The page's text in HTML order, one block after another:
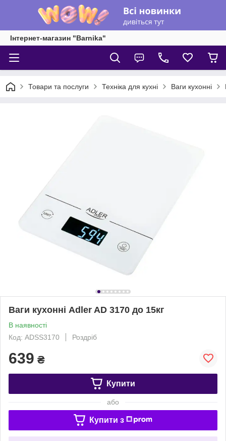
Інтернет-магазин "Barnika"
Товари та послуги Техніка для кухні Ваги кухонні
Ваги кухонні Adler AD 3170 до 15кг
В наявності
Код: ADSS3170
Роздріб
639 ₴
Купити
або
Купити з